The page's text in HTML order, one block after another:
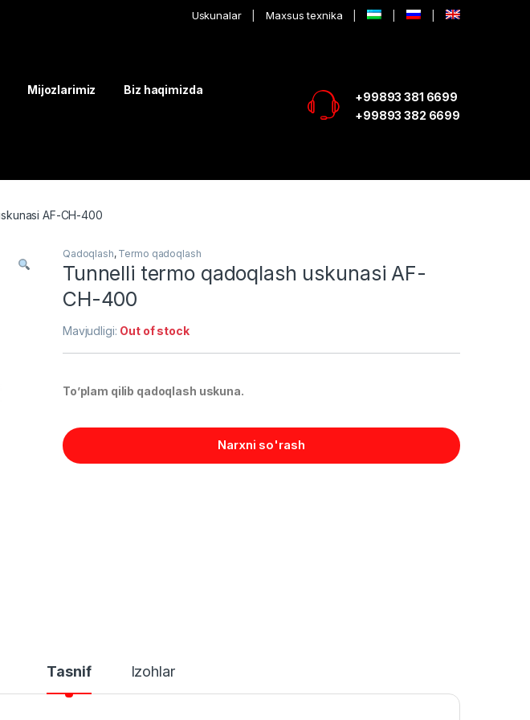
Uskunalar Maxsus texnika
Mijozlarimiz Biz haqimizda
+99893 381 6699
+99893 382 6699
AF-CH-400
Qadoqlash, Termo qadoqlash
Tunnelli termo qadoqlash uskunasi AF-
CH-400
Mavjudligi: Out of stock
To’plam qilib qadoqlash uskuna.
Narxni so'rash
Tasnif Izohlar